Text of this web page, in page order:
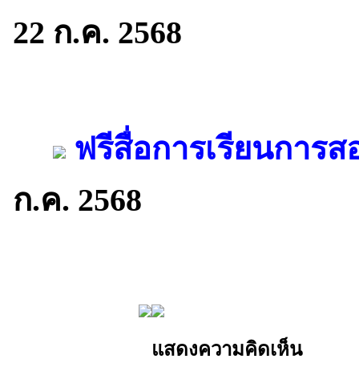
22 ก.ค. 2568
ฟรีสื่อการเรียนการ
ก.ค. 2568
แสดงความคิดเห็น